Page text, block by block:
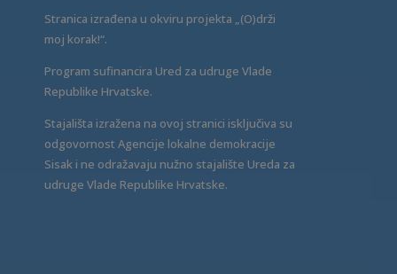
Stranica izrađena u okviru projekta „(O)drži
moj korak!“.
Program sufinancira Ured za udruge Vlade
Republike Hrvatske.
Stajališta izražena na ovoj stranici isključiva su
odgovornost Agencije lokalne demokracije
Sisak i ne odražavaju nužno stajalište Ureda za
udruge Vlade Republike Hrvatske.